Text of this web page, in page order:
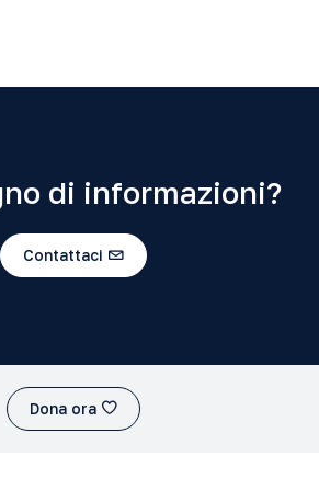
di informazioni?
Contattaci
Dona ora